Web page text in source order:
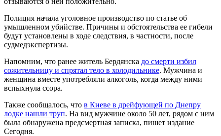
Полиция начала уголовное производство по статье об
умышленном убийстве. Причины и обстоятельства ее гибели
будут установлены в ходе следствия, в частности, после
судмедэкспертизы.
Напомним, что ранее житель Бердянска до смерти избил
сожительницу и спрятал тело в холодильнике. Мужчина и
женщина вместе употребляли алкоголь, когда между ними
вспыхнула ссора.
Также сообщалось, что в Киеве в дрейфующей по Днепру
лодке нашли труп. На вид мужчине около 50 лет, рядом с ним
была обнаружена предсмертная записка, пишет издание
Сегодня.